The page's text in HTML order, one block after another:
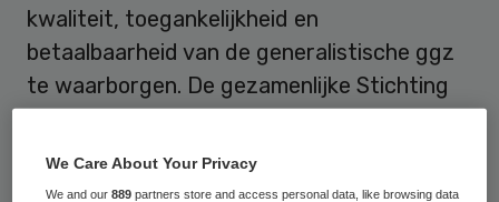
kwaliteit, toegankelijkheid en
betaalbaarheid van de generalistische ggz
te waarborgen. De gezamenlijke Stichting
en geprotocolleerde screening, toeleiding
en behandeling voor zorgen dat de juiste
We Care About Your Privacy
We and our889 partners store and access personal data, like browsing data